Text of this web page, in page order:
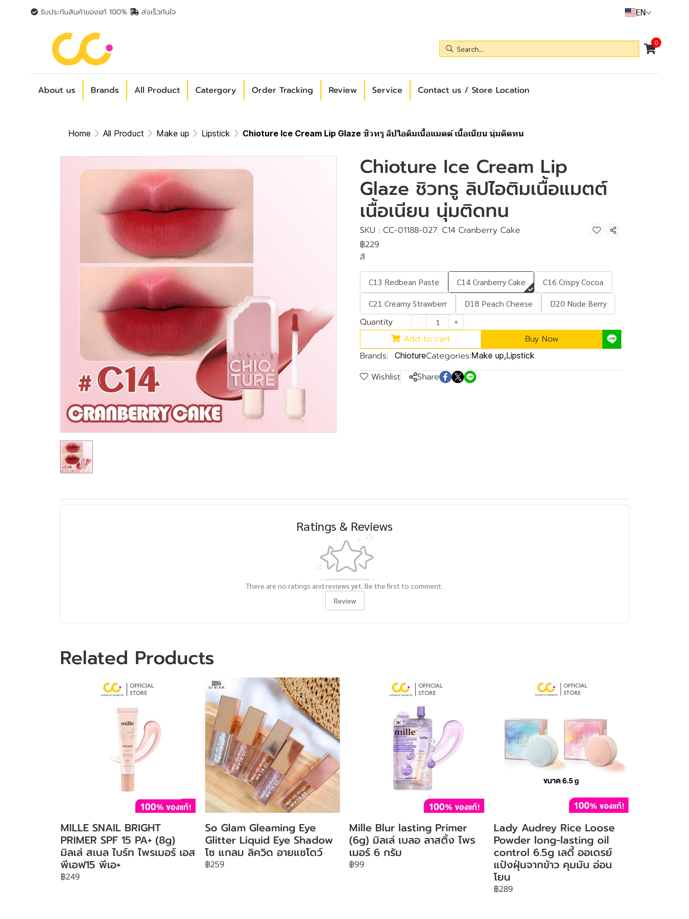
รับประกันสินค้าของแท้ 100% ส่งเร็วทันใจ EN
0
About us Brands All Product Catergory Order Tracking Review Service Contact us / Store Location
Home All Product Make up Lipstick Chioture Ice Cream Lip Glaze ชิวทรู ลิปไอติมเนื้อแมตต์ เนื้อเนียน นุ่มติดทน
Chioture Ice Cream Lip
Glaze ชิวทรู ลิปไอติมเนื้อแมตต์
เนื้อเนียน นุ่มติดทน
SKU : CC-01188-027 C14 Cranberry Cake
Share
฿229
สี
C13 Redbean Paste C14 Cranberry Cake
C16 Crispy Cocoa
C21 Creamy Strawberr
D18 Peach Cheese D20 Nude Berry
Quantity
Add to cart
Buy Now
Brands:
ChiotureCategories:Make up,Lipstick
Wishlist Share
Ratings & Reviews
There are no ratings and reviews yet. Be the first to comment.
Review
Related Products
MILLE SNAIL BRIGHT
PRIMER SPF 15 PA+ (8g)
มิลเล่ สเนล ไบร์ท ไพรเมอร์ เอส
พีเอฟ15 พีเอ+
฿249
So Glam Gleaming Eye
Glitter Liquid Eye Shadow
โซ แกลม ลิควิด อายแชโดว์
฿259
Mille Blur lasting Primer
(6g) มิลเล่ เบลอ ลาสติ้ง ไพร
เมอร์ 6 กรัม
฿99
Lady Audrey Rice Loose
Powder long-lasting oil
control 6.5g เลดี้ ออเดรย์
แป้งฝุ่นจากข้าว คุมมัน อ่อน
โยน
฿289